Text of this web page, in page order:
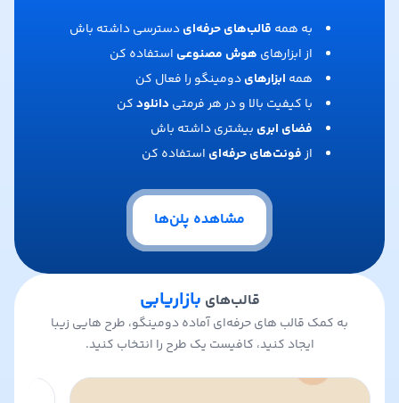
به همه قالب‌های حرفه‌ایدسترسی داشته باش
از ابزارهای هوش مصنوعی استفاده کن
همه ابزارهایدومینگو را فعال کن
با کیفیت بالا و در هر فرمتی دانلودکن
فضای ابری بیشتری داشته باش
ازفونت‌های حرفه‌ای استفاده کن
مشاهده پلن‌ها
قالب‌های بازاریابی
به کمک قالب های حرفه‌ای آماده دومینگو، طرح هایی زیبا
ایجاد کنید، کافیست یک طرح را انتخاب کنید.